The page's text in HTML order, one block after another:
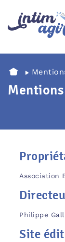
Association
Philippe
Site